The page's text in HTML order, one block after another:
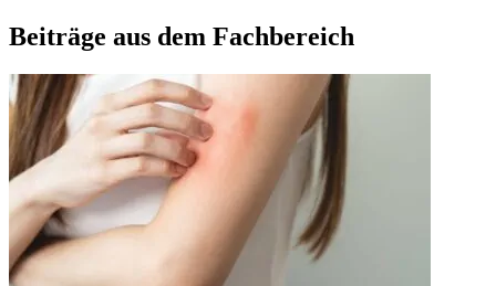
Beiträge aus dem Fachbereich